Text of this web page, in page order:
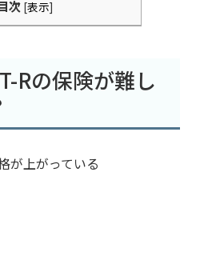
次 [表示]
Rの保険が難し
が上がっている